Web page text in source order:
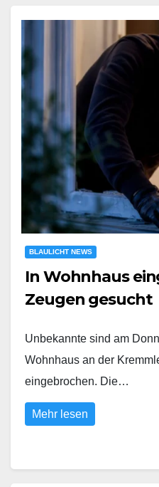
BLAULICHT NEWS
In Wohnhaus
Zeugen gesucht
Unbekannte sind am
Wohnhaus an der
eingebrochen. Die…
Mehr lesen